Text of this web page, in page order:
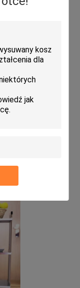
szczelinach na
aby łatwo